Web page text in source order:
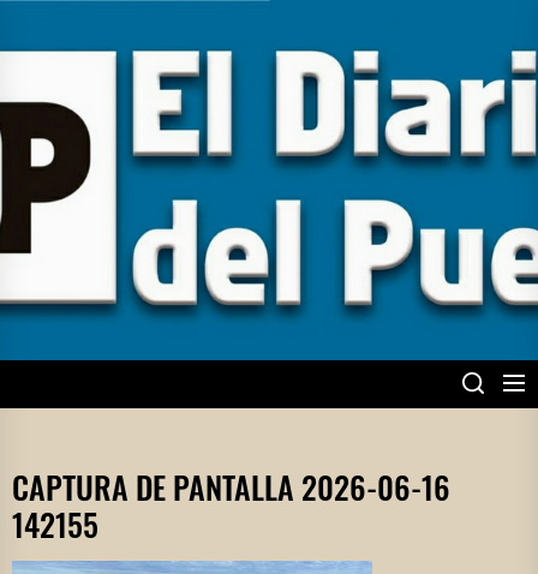
content
EL DIARIO DEL
PUEBLO
CAPTURA DE PANTALLA 2026-06-16
142155